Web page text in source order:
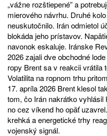
„vážne rozštiepené” a
mierového návrhu. Druhé
neuskutočnilo. Irán odmietol
blokáda jeho prístavov.
navonok eskaluje. Iránske
2026 zajali dve obchodné
ropy Brent sa v reakcii vrátila
Volatilita na ropnom trhu
17. apríla 2026 Brent klesol
tom, čo Irán nakrátko
no cez víkend ho opäť
krehká a energetické trhy
vojenský signál.